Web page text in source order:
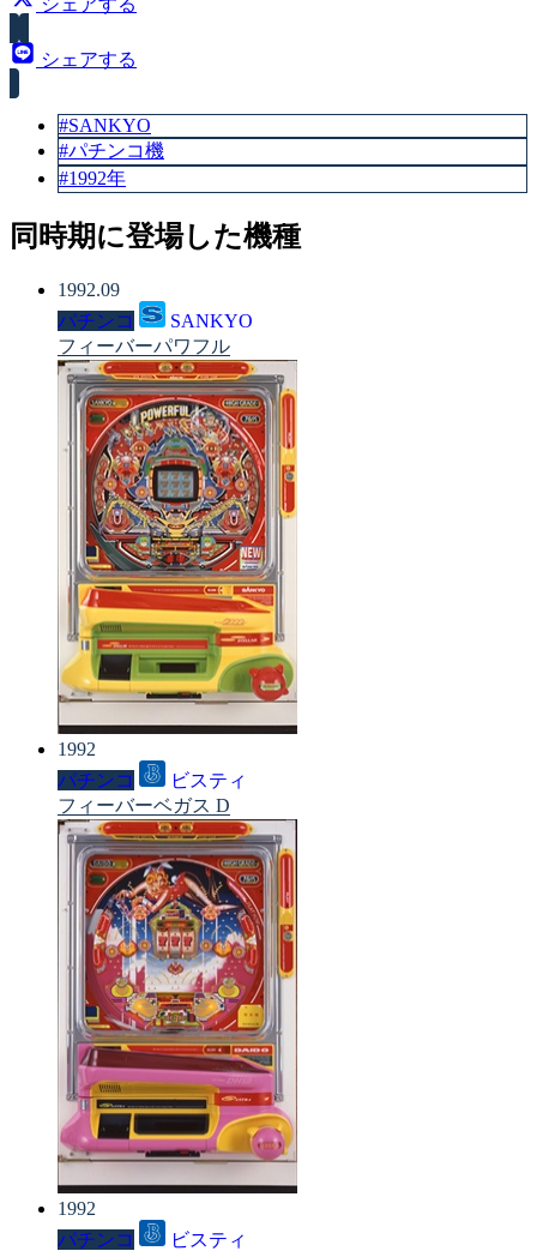
シェアする
シェアする
#SANKYO
#パチンコ機
#1992年
同時期に登場した機種
1992.09
パチンコ
SANKYO
フィーバーパワフル
1992
パチンコ
ビスティ
フィーバーベガス D
1992
パチンコ
ビスティ